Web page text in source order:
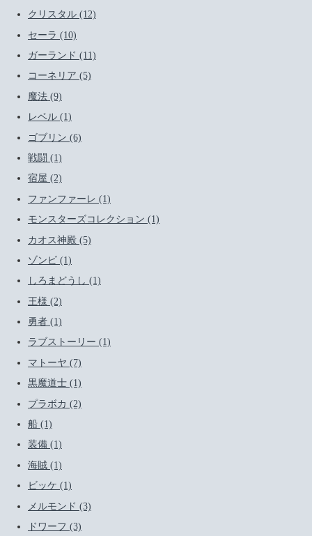
クリスタル (12)
セーラ (10)
ガーランド (11)
コーネリア (5)
魔法 (9)
レベル (1)
ゴブリン (6)
戦闘 (1)
宿屋 (2)
ファンファーレ (1)
モンスターズコレクション (1)
カオス神殿 (5)
ゾンビ (1)
しろまどうし (1)
王様 (2)
勇者 (1)
ラブストーリー (1)
マトーヤ (7)
黒魔道士 (1)
プラボカ (2)
船 (1)
装備 (1)
海賊 (1)
ビッケ (1)
メルモンド (3)
ドワーフ (3)